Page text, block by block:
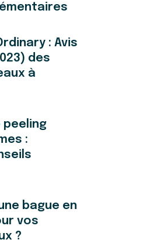
: Avis
des
à
peeling
:
bague en
vos
?